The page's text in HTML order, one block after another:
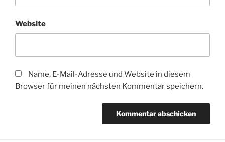
Website
Name, E-Mail-Adresse und Website in diesem
Browser für meinen nächsten Kommentar speichern.